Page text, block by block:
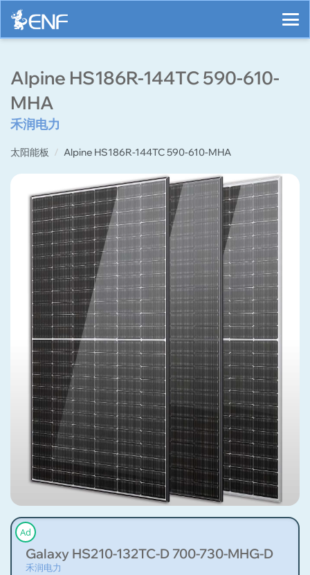
Alpine HS186R-144TC 590-610-
MHA
禾润电力
太阳能板 Alpine HS186R-144TC 590-610-MHA
Ad
Galaxy HS210-132TC-D 700-730-MHG-D
禾润电力